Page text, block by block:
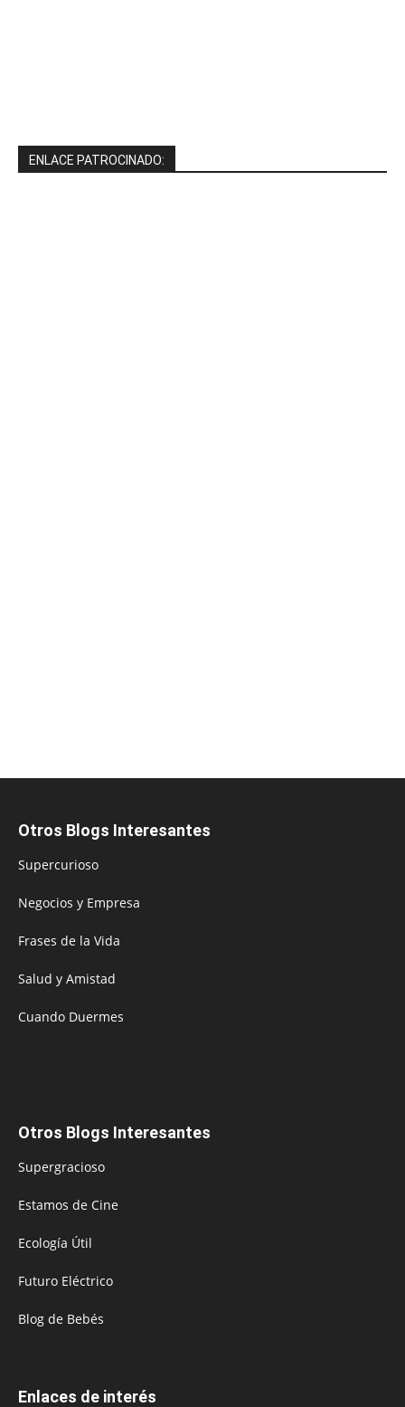
ENLACE PATROCINADO:
Otros Blogs Interesantes
Supercurioso
Negocios y Empresa
Frases de la Vida
Salud y Amistad
Cuando Duermes
Otros Blogs Interesantes
Supergracioso
Estamos de Cine
Ecología Útil
Futuro Eléctrico
Blog de Bebés
Enlaces de interés